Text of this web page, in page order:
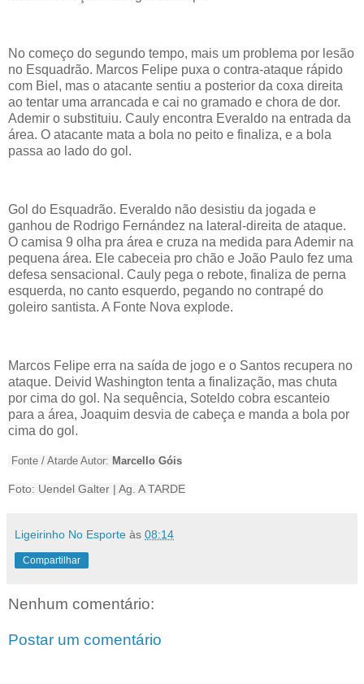
No começo do segundo tempo, mais um problema por lesão
no Esquadrão. Marcos Felipe puxa o contra-ataque rápido
com Biel, mas o atacante sentiu a posterior da coxa direita
ao tentar uma arrancada e cai no gramado e chora de dor.
Ademir o substituiu. Cauly encontra Everaldo na entrada da
área. O atacante mata a bola no peito e finaliza, e a bola
passa ao lado do gol.
Gol do Esquadrão. Everaldo não desistiu da jogada e
ganhou de Rodrigo Fernández na lateral-direita de ataque.
O camisa 9 olha pra área e cruza na medida para Ademir na
pequena área. Ele cabeceia pro chão e João Paulo fez uma
defesa sensacional. Cauly pega o rebote, finaliza de perna
esquerda, no canto esquerdo, pegando no contrapé do
goleiro santista. A Fonte Nova explode.
Marcos Felipe erra na saída de jogo e o Santos recupera no
ataque. Deivid Washington tenta a finalização, mas chuta
por cima do gol. Na sequência, Soteldo cobra escanteio
para a área, Joaquim desvia de cabeça e manda a bola por
cima do gol.
Fonte / Atarde Autor: Marcello Góis
Foto: Uendel Galter | Ag. A TARDE
Ligeirinho No Esporte às 08:14
Compartilhar
Nenhum comentário:
Postar um comentário